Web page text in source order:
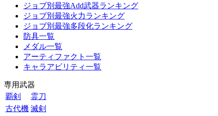
ジョブ別最強Add武器ランキング
ジョブ別最強火力ランキング
ジョブ別最強多段化ランキング
防具一覧
メダル一覧
アーティファクト一覧
キャラアビリティ一覧
専用武器
覇剣
霊刀
古代機 滅剣